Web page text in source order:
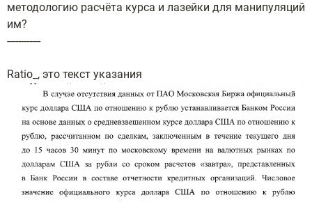
методологию расчёта курса и лазейки для манипуляций
им?
------------
Ratio_, это текст указания